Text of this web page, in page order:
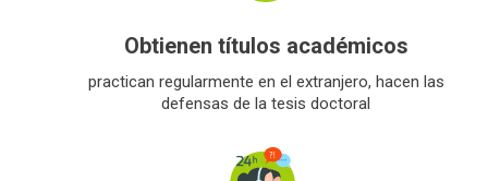
Obtienen títulos académicos
practican regularmente en el extranjero, hacen las
defensas de la tesis doctoral